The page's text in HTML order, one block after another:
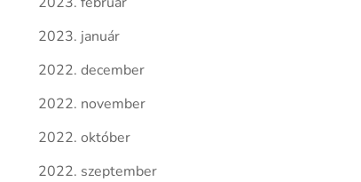
2023. január
2022. december
2022. november
2022. október
2022. szeptember